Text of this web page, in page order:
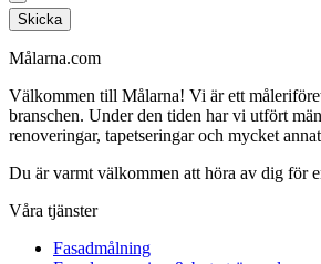
Skicka
Målarna.com
Välkommen till Målarna! Vi är ett
branschen. Under den tiden har vi utfört
renoveringar, tapetseringar och mycket
Du är varmt välkommen att höra av dig för
Våra tjänster
Fasadmålning